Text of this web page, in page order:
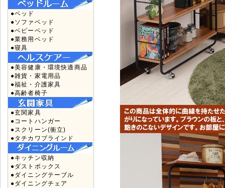
●ベッド
●ソファベッド
●ベビーベッド
●業務用ベッド
●寝具
●美容健康・環境快適商品
●雑貨・家電用品
●福祉・介護家具
●高齢者椅子
●玄関家具
●コートハンガー
●スクリーン(衝立)
●タチカワブラインド
●キッチン収納
●ダストボックス
●ダイニングテーブル
●ダイニングチェア